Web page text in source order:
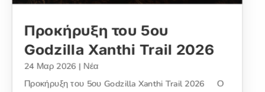
Προκήρυξη του 5ου
Godzilla Xanthi Trail 2026
24 Μαρ 2026 | Νέα
Προκήρυξη του 5ου Godzilla Xanthi Trail 2026 Ο